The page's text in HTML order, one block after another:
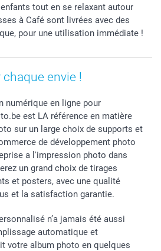
tout en se relaxant autour
à Café sont livrées avec des
pour une utilisation immédiate !
envie !
numérique en ligne pour
est LA référence en matière
sur un large choix de supports et
de développement photo
a l'impression photo dans
un grand choix de tirages
et posters, avec une qualité
et la satisfaction garantie.
n’a jamais été aussi
automatique et
votre album photo en quelques